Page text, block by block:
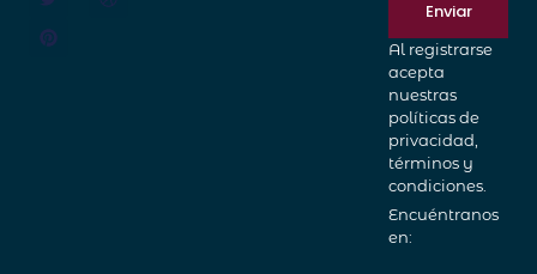
Enviar
Al registrarse
acepta
nuestras
políticas de
privacidad,
términos y
condiciones.
Encuéntranos
en: